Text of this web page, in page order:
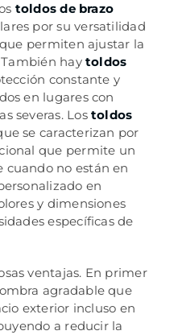
toldos de brazo
por su versatilidad
permiten ajustar la
hay toldos
constante y
en lugares con
severas. Los toldos
se caracterizan por
que permite un
no están en
en
y dimensiones
específicas de
ventajas. En primer
agradable que
exterior incluso en
a reducir la